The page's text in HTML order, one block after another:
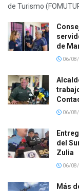
de Turismo
de
06/
06/
del
Zulia
06/
Más